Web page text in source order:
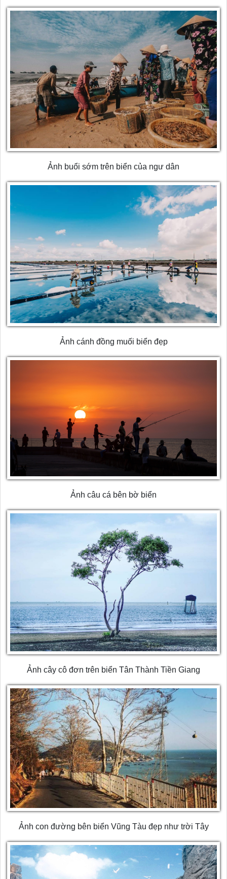
Ảnh buổi sớm trên biển của ngư dân
Ảnh cánh đồng muối biển đẹp
Ảnh câu cá bên bờ biển
Ảnh cây cô đơn trên biển Tân Thành Tiền Giang
Ảnh con đường bên biển Vũng Tàu đẹp như trời Tây